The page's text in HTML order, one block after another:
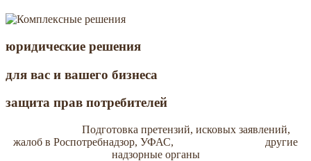
юридические решения
для вас и вашего бизнеса
защита прав потребителей
Подготовка претензий, исковых заявлений,
жалоб в Роспотребнадзор, УФАС, другие
надзорные органы